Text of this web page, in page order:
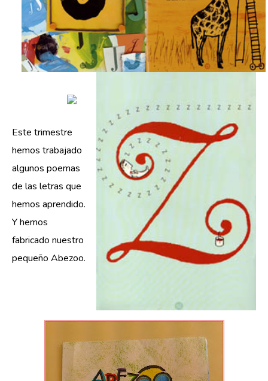
Este trimestre
hemos trabajado
algunos poemas
de las letras que
hemos aprendido.
Y hemos
fabricado nuestro
pequeño Abezoo.